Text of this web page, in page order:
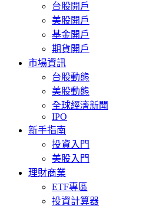
台股開戶
美股開戶
基金開戶
期貨開戶
市場資訊
台股動態
美股動態
全球經濟新聞
IPO
新手指南
投資入門
美股入門
理財商業
ETF專區
投資計算器